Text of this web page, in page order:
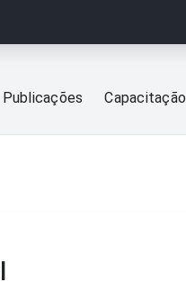
Publicações Capacitação